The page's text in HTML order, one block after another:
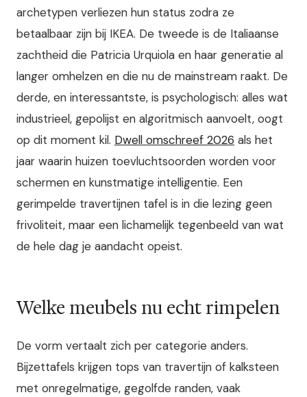
archetypen verliezen hun status zodra ze
betaalbaar zijn bij IKEA. De tweede is de Italiaanse
zachtheid die Patricia Urquiola en haar generatie al
langer omhelzen en die nu de mainstream raakt. De
derde, en interessantste, is psychologisch: alles wat
industrieel, gepolijst en algoritmisch aanvoelt, oogt
op dit moment kil. Dwell omschreef 2026 als het
jaar waarin huizen toevluchtsoorden worden voor
schermen en kunstmatige intelligentie. Een
gerimpelde travertijnen tafel is in die lezing geen
frivoliteit, maar een lichamelijk tegenbeeld van wat
de hele dag je aandacht opeist.
Welke meubels nu echt rimpelen
De vorm vertaalt zich per categorie anders.
Bijzettafels krijgen tops van travertijn of kalksteen
met onregelmatige, gegolfde randen, vaak